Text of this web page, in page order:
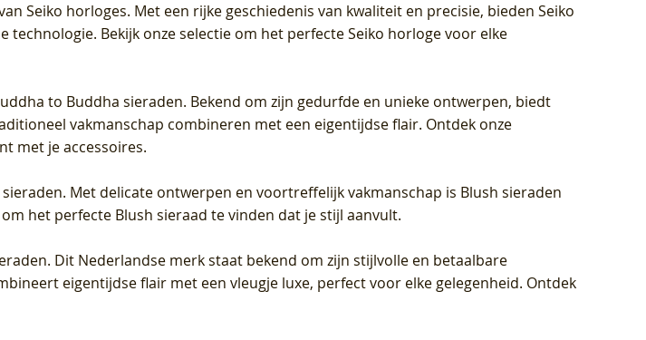
Seiko horloges. Met een rijke geschiedenis van kwaliteit en precisie, bieden Seiko
Bekijk onze selectie om het perfecte Seiko horloge voor elke
to Buddha sieraden. Bekend om zijn gedurfde en unieke ontwerpen, biedt
vakmanschap combineren met een eigentijdse flair. Ontdek onze
met je accessoires.
Met delicate ontwerpen en voortreffelijk vakmanschap is Blush sieraden
het perfecte Blush sieraad te vinden dat je stijl aanvult.
Dit Nederlandse merk staat bekend om zijn stijlvolle en betaalbare
eigentijdse flair met een vleugje luxe, perfect voor elke gelegenheid. Ontdek